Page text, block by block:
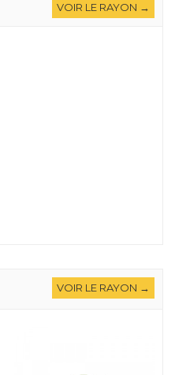
VOIR LE RAYON →
VOIR LE RAYON →